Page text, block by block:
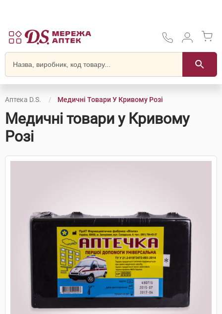
Аптека D.S. Медичні Товари У Кривому Розі
Медичні товари у Кривому
Розі